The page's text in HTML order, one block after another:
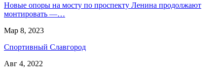
Новые опоры на мосту по проспекту Ленина продолжают
монтировать —…
Мар 8, 2023
Спортивный Славгород
Авг 4, 2022